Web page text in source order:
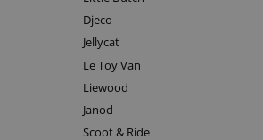
Djeco
Jellycat
Le Toy Van
Liewood
Janod
Scoot & Ride